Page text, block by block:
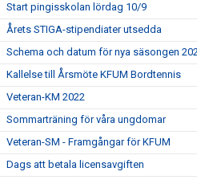
Start pingisskolan lördag 10/9
Årets STIGA-stipendiater utsedda
Schema och datum för nya säsongen
Kallelse till Årsmöte KFUM Bordtennis
Veteran-KM 2022
Sommarträning för våra ungdomar
Veteran-SM - Framgångar för KFUM
Dags att betala licensavgiften